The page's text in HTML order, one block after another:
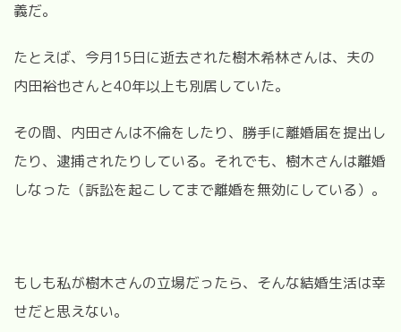
義だ。
たとえば、今月15日に逝去された樹木希林さんは、夫の
内田裕也さんと40年以上も別居していた。
その間、内田さんは不倫をしたり、勝手に離婚届を提出し
たり、逮捕されたりしている。それでも、樹木さんは離婚
しなった（訴訟を起こしてまで離婚を無効にしている）。
もしも私が樹木さんの立場だったら、そんな結婚生活は幸
せだと思えない。